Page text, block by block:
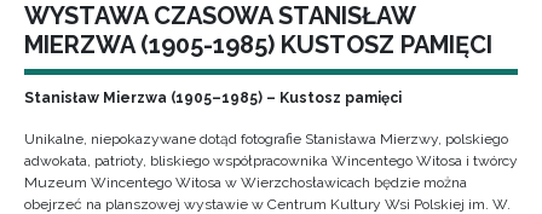
WYSTAWA CZASOWA STANISŁAW
MIERZWA (1905-1985) KUSTOSZ PAMIĘCI
Stanisław Mierzwa (1905–1985) – Kustosz pamięci
Unikalne, niepokazywane dotąd fotografie Stanisława Mierzwy, polskiego
adwokata, patrioty, bliskiego współpracownika Wincentego Witosa i twórcy
Muzeum Wincentego Witosa w Wierzchosławicach będzie można
obejrzeć na planszowej wystawie w Centrum Kultury Wsi Polskiej im. W.